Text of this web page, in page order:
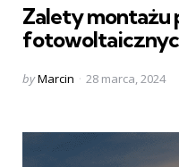
Zalety montażu
Posted
byMarcin 28 marca, 2024